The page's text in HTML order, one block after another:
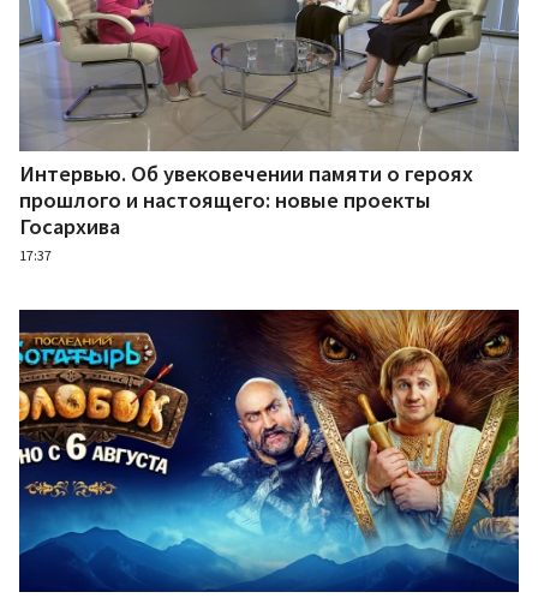
Интервью. Об увековечении памяти о героях
прошлого и настоящего: новые проекты
Госархива
17:37